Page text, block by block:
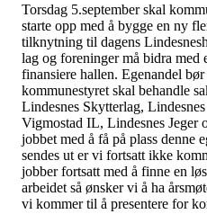
Torsdag 5.september skal
starte opp med å bygge en ny
tilknytning til dagens
lag og foreninger må bidra med
finansiere hallen. Egenandel
kommunestyret skal behandle
Lindesnes Skytterlag,
Vigmostad IL, Lindesnes Jeger
jobbet med å få på plass denne
sendes ut er vi fortsatt ikke
jobber fortsatt med å finne en
arbeidet så ønsker vi å ha
vi kommer til å presentere for